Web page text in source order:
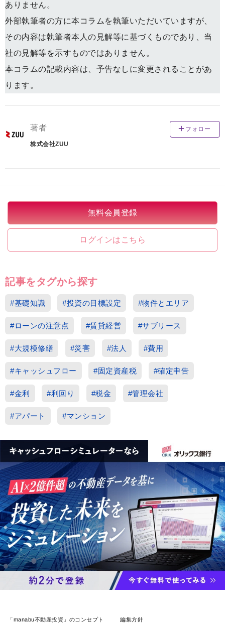
ありません。
外部執筆者の方に本コラムを執筆いただいていますが、
その内容は執筆者本人の見解等に基づくものであり、当
社の見解等を示すものではありません。
本コラムの記載内容は、予告なしに変更されることがあ
ります。
著者
株式会社ZUU
フォロー
無料会員登録
ログインはこちら
記事をタグから探す
#基礎知識 #投資の目標設定 #物件とエリア
#ローンの注意点 #賃貸経営 #サブリース
#大規模修繕 #災害 #法人 #費用
#キャッシュフロー #固定資産税 #確定申告
#金利 #利回り #税金 #管理会社
#アパート #マンション
「manabu不動産投資」のコンセプト 編集方針